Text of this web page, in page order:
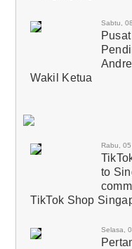
Sabtu,
Wakil Ketua
Rabu,
to
TikTok Shop
Selasa,